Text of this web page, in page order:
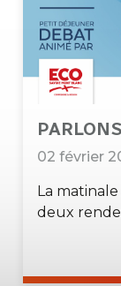
02 février
La
deux